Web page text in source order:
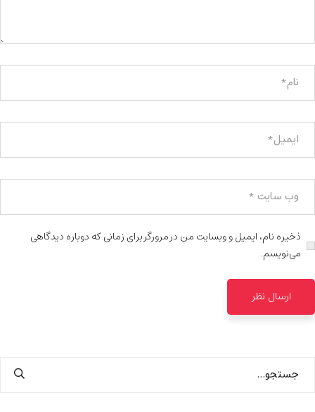
ذخیره نام، ایمیل و وبسایت من در مرورگر برای زمانی که دوباره دیدگاهی
می‌نویسم.